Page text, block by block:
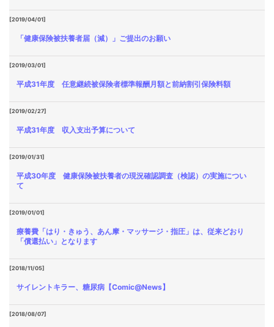
[2019/04/01]
「健康保険被扶養者届（減）」ご提出のお願い
[2019/03/01]
平成31年度 任意継続被保険者標準報酬月額と前納割引保険料額
[2019/02/27]
平成31年度 収入支出予算について
[2019/01/31]
平成30年度 健康保険被扶養者の現況確認調査（検認）の実施につい
て
[2019/01/01]
療養費「はり・きゅう、あん摩・マッサージ・指圧」は、従来どおり
「償還払い」となります
[2018/11/05]
サイレントキラー、糖尿病【Comic@News】
[2018/08/07]